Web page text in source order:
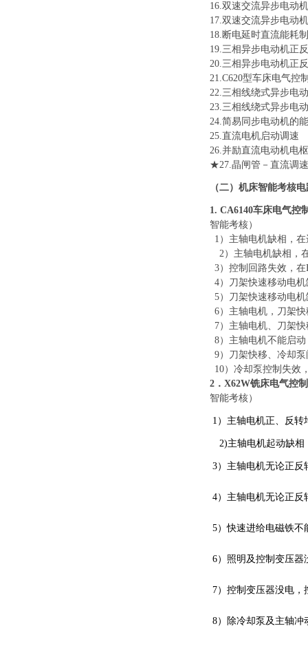
16.双速交流异步电动
17.双速交流异步电动
18.断电延时直流能耗
19.三相异步电动机正
20.三相异步电动机正
21.C620型车床电气控
22.三相线绕式异步电
23.三相线绕式异步电
24.简易同步电动机的
25.直流电机启动调速
26.并励直流电动机电
★27.晶闸管－直流调速
（二）机床智能考核
1. CA6140车床电气控
智能考核）
1 ） 主轴电机缺相，在
2） 主轴电机缺相，
3） 控制回路失效，在
4） 刀架快速移动电
5） 刀架快速移动电
6） 主轴电机，刀架
7） 主轴电机、刀架
8） 主轴电机不能启动
9） 刀架快移、冷却
10） 冷却泵控制失效
2 ． X62W铣床电气控
智能考核）
1） 主轴电机正、反转
2)主轴电机起动缺相
3） 主轴电机无论正反
4） 主轴电机无论正反
5）快速进给电磁铁不
6） 照明及控制变压器
7） 控制变压器没电，
8） 除冷却泵及主轴冲